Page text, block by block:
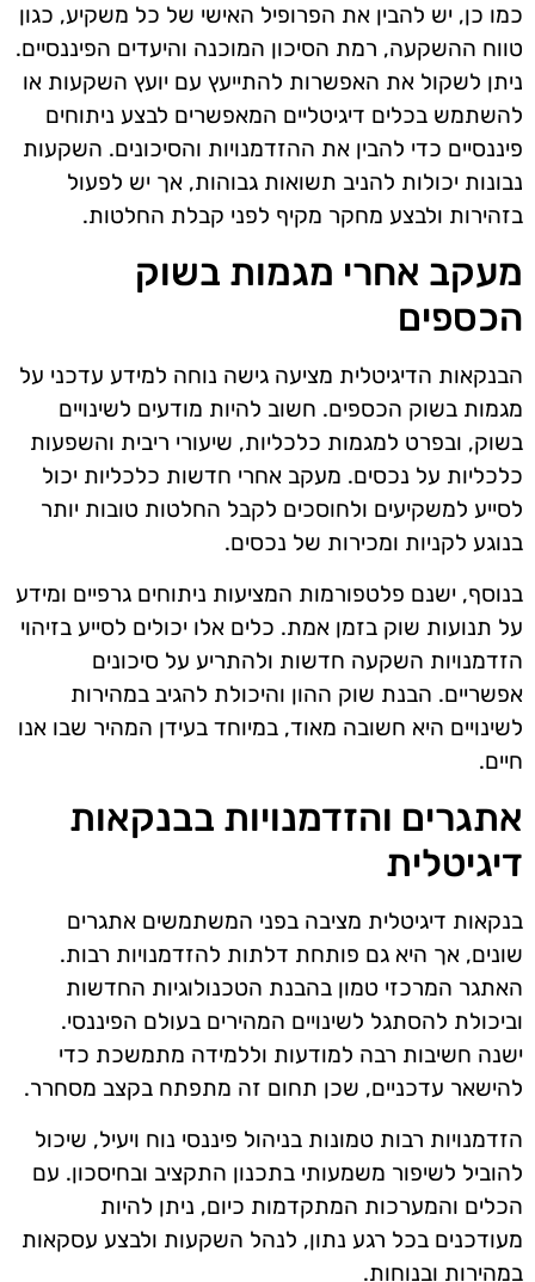
כמו כן, יש להבין את הפרופיל האישי של כל משקיע, כגון
טווח ההשקעה, רמת הסיכון המוכנה והיעדים הפיננסיים.
ניתן לשקול את האפשרות להתייעץ עם יועץ השקעות או
להשתמש בכלים דיגיטליים המאפשרים לבצע ניתוחים
פיננסיים כדי להבין את ההזדמנויות והסיכונים. השקעות
נבונות יכולות להניב תשואות גבוהות, אך יש לפעול
בזהירות ולבצע מחקר מקיף לפני קבלת החלטות.
מעקב אחרי מגמות בשוק
הכספים
הבנקאות הדיגיטלית מציעה גישה נוחה למידע עדכני על
מגמות בשוק הכספים. חשוב להיות מודעים לשינויים
בשוק, ובפרט למגמות כלכליות, שיעורי ריבית והשפעות
כלכליות על נכסים. מעקב אחרי חדשות כלכליות יכול
לסייע למשקיעים ולחוסכים לקבל החלטות טובות יותר
בנוגע לקניות ומכירות של נכסים.
בנוסף, ישנם פלטפורמות המציעות ניתוחים גרפיים ומידע
על תנועות שוק בזמן אמת. כלים אלו יכולים לסייע בזיהוי
הזדמנויות השקעה חדשות ולהתריע על סיכונים
אפשריים. הבנת שוק ההון והיכולת להגיב במהירות
לשינויים היא חשובה מאוד, במיוחד בעידן המהיר שבו אנו
חיים.
אתגרים והזדמנויות בבנקאות
דיגיטלית
בנקאות דיגיטלית מציבה בפני המשתמשים אתגרים
שונים, אך היא גם פותחת דלתות להזדמנויות רבות.
האתגר המרכזי טמון בהבנת הטכנולוגיות החדשות
וביכולת להסתגל לשינויים המהירים בעולם הפיננסי.
ישנה חשיבות רבה למודעות וללמידה מתמשכת כדי
להישאר עדכניים, שכן תחום זה מתפתח בקצב מסחרר.
הזדמנויות רבות טמונות בניהול פיננסי נוח ויעיל, שיכול
להוביל לשיפור משמעותי בתכנון התקציב ובחיסכון. עם
הכלים והמערכות המתקדמות כיום, ניתן להיות
מעודכנים בכל רגע נתון, לנהל השקעות ולבצע עסקאות
במהירות ובנוחות.